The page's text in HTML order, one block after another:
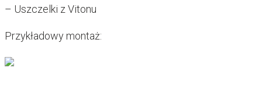
– Uszczelki z Vitonu
Przykładowy montaż: